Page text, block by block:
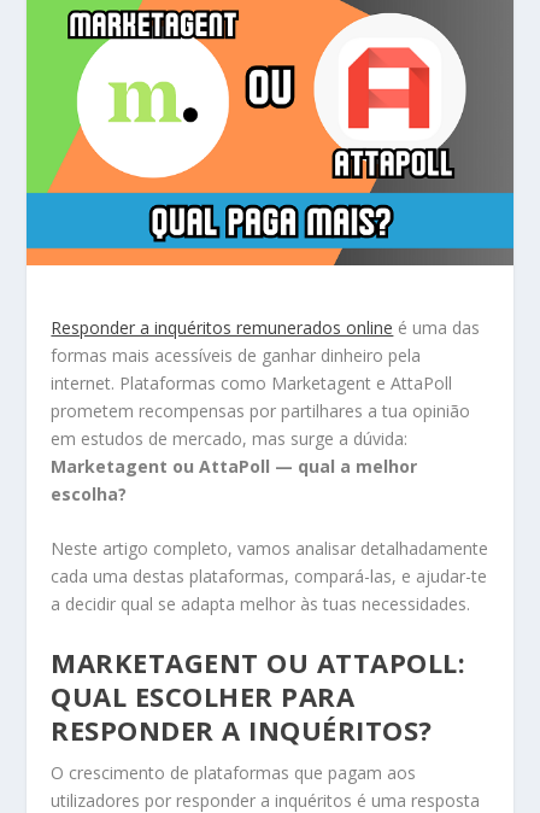
Responder a inquéritos remunerados online é uma das
formas mais acessíveis de ganhar dinheiro pela
internet. Plataformas como Marketagent e AttaPoll
prometem recompensas por partilhares a tua opinião
em estudos de mercado, mas surge a dúvida:
Marketagent ou AttaPoll — qual a melhor
escolha?
Neste artigo completo, vamos analisar detalhadamente
cada uma destas plataformas, compará-las, e ajudar-te
a decidir qual se adapta melhor às tuas necessidades.
MARKETAGENT OU ATTAPOLL:
QUAL ESCOLHER PARA
RESPONDER A INQUÉRITOS?
O crescimento de plataformas que pagam aos
utilizadores por responder a inquéritos é uma resposta